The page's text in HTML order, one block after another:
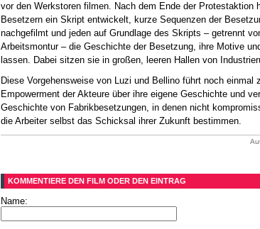
vor den Werkstoren filmen. Nach dem Ende der Protestaktion
Besetzern ein Skript entwickelt, kurze Sequenzen der
nachgefilmt und jeden auf Grundlage des Skripts – getrennt
Arbeitsmontur – die Geschichte der Besetzung, ihre Motive
lassen. Dabei sitzen sie in großen, leeren Hallen von
Diese Vorgehensweise von Luzi und Bellino führt noch einmal
Empowerment der Akteure über ihre eigene Geschichte und
Geschichte von Fabrikbesetzungen, in denen nicht
die Arbeiter selbst das Schicksal ihrer Zukunft bestimmen.
KOMMENTIERE DEN FILM ODER DEN EINTRAG
Name: